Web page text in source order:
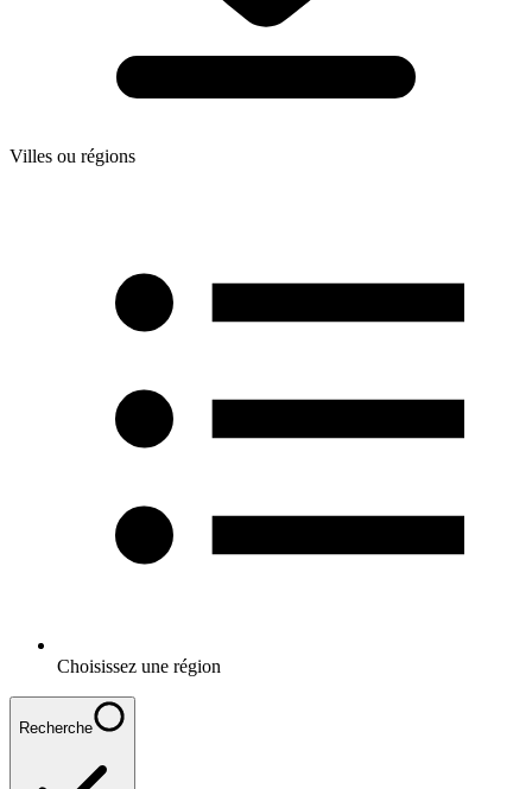
Villes ou régions
Choisissez une région
Recherche